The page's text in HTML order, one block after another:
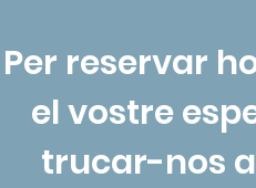
Per reservar
el vostre
trucar-nos